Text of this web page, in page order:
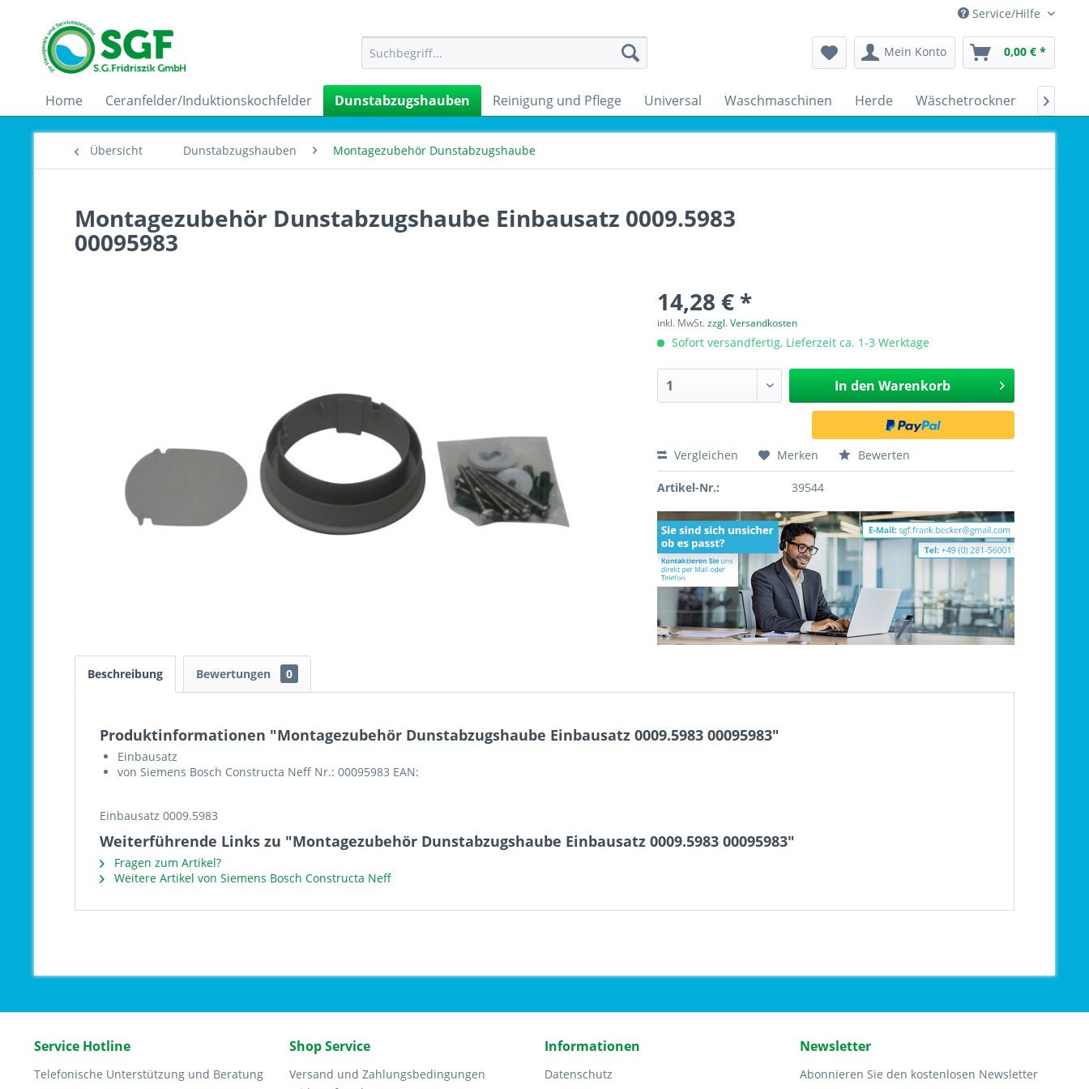
Service/Hilfe
Mein Konto 0,00 € *
Home Ceranfelder/Induktionskochfelder Dunstabzugshauben Reinigung und Pflege Universal Waschmaschinen Herde Wäschetrockner 
Übersicht Dunstabzugshauben Montagezubehör Dunstabzugshaube
Montagezubehör Dunstabzugshaube Einbausatz 0009.5983
00095983
14,28 € *
inkl. MwSt.zzgl. Versandkosten
Sofort versandfertig, Lieferzeit ca. 1-3 Werktage
In den Warenkorb
Vergleichen Merken Bewerten
Artikel-Nr.: 39544
Beschreibung Bewertungen 0
Produktinformationen "Montagezubehör Dunstabzugshaube Einbausatz 0009.5983 00095983"
Einbausatz
von Siemens Bosch Constructa Neff Nr.: 00095983 EAN:
Einbausatz 0009.5983
Weiterführende Links zu "Montagezubehör Dunstabzugshaube Einbausatz 0009.5983 00095983"
Fragen zum Artikel?
Weitere Artikel von Siemens Bosch Constructa Neff
Service Hotline
Telefonische Unterstützung und Beratung
Shop Service
Versand und Zahlungsbedingungen
Informationen
Datenschutz
Newsletter
Abonnieren Sie den kostenlosen Newsletter